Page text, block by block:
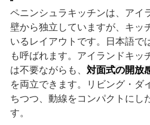
ペニンシュラキッチンは、アイ
壁から独立していますが、キッ
いるレイアウトです。日本語で
も呼ばれます。アイランドキッ
は不要ながらも、 対面式の開放
を両立できます。リビング・ダ
ちつつ、動線をコンパクトにし
す。